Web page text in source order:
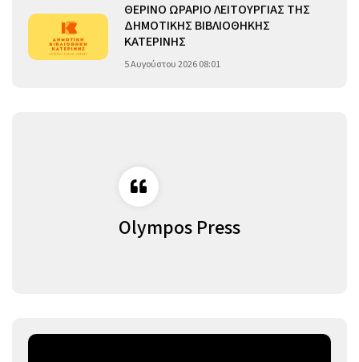
ΘΕΡΙΝΟ ΩΡΑΡΙΟ ΛΕΙΤΟΥΡΓΙΑΣ ΤΗΣ
ΔΗΜΟΤΙΚΗΣ ΒΙΒΛΙΟΘΗΚΗΣ
ΚΑΤΕΡΙΝΗΣ
5 Αυγούστου 2026 08:01
Olympos Press